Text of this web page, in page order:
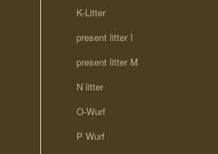
K-Litter
present litter I
present litter M
N litter
O-Wurf
P Wurf